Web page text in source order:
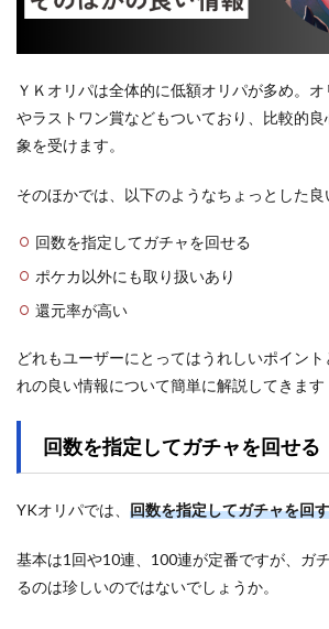
ＹＫオリパは全体的に低額オリパが多め。
やラストワン賞などもついており、比較的
象を受けます。
そのほかでは、以下のようなちょっとした良
回数を指定してガチャを回せる
ポケカ以外にも取り扱いあり
還元率が高い
どれもユーザーにとってはうれしいポイン
れの良い情報について簡単に解説してきます
回数を指定してガチャを回せる
YKオリパでは、 回数を指定してガチャを回
基本は1回や10連、100連が定番ですが、ガ
るのは珍しいのではないでしょうか。